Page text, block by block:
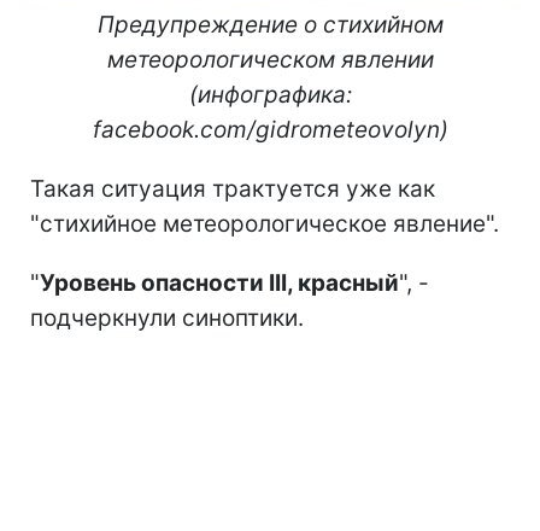
Предупреждение о стихийном
метеорологическом явлении
(инфографика:
facebook.com/gidrometeovolyn)
Такая ситуация трактуется уже как
"стихийное метеорологическое явление".
"Уровень опасности III, красный", -
подчеркнули синоптики.